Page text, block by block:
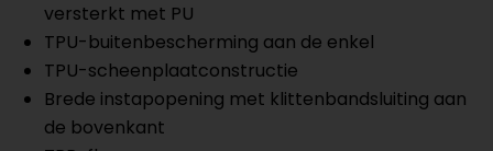
versterkt met PU
TPU-buitenbescherming aan de enkel
TPU-scheenplaatconstructie
Brede instapopening met klittenbandsluiting aan
de bovenkant